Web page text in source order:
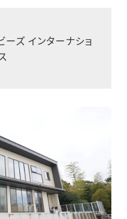
ーズ インターナショ